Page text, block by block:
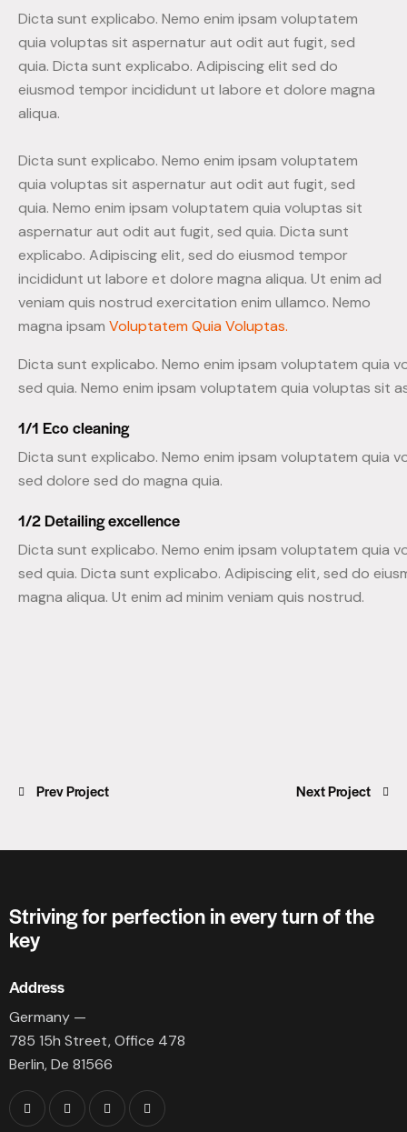
Dicta sunt explicabo. Nemo enim ipsam voluptatem
quia voluptas sit aspernatur aut odit aut fugit, sed
quia. Dicta sunt explicabo. Adipiscing elit sed do
eiusmod tempor incididunt ut labore et dolore magna
aliqua.
Dicta sunt explicabo. Nemo enim ipsam voluptatem
quia voluptas sit aspernatur aut odit aut fugit, sed
quia. Nemo enim ipsam voluptatem quia voluptas sit
aspernatur aut odit aut fugit, sed quia. Dicta sunt
explicabo. Adipiscing elit, sed do eiusmod tempor
incididunt ut labore et dolore magna aliqua. Ut enim ad
veniam quis nostrud exercitation enim ullamco. Nemo
magna ipsam Voluptatem Quia Voluptas.
Dicta sunt explicabo. Nemo enim ipsam voluptatem quia
sed quia. Nemo enim ipsam voluptatem quia voluptas sit
1/1 Eco cleaning
Dicta sunt explicabo. Nemo enim ipsam voluptatem quia
sed dolore sed do magna quia.
1/2 Detailing excellence
Dicta sunt explicabo. Nemo enim ipsam voluptatem quia
sed quia. Dicta sunt explicabo. Adipiscing elit, sed do
magna aliqua. Ut enim ad minim veniam quis nostrud.
Prev Project Next Project
Striving for perfection in every turn of the
key
Address
Germany —
785 15h Street, Office 478
Berlin, De 81566